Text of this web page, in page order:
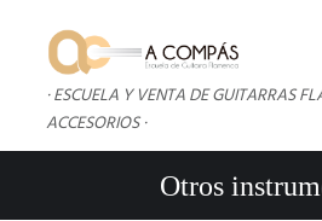
· ESCUELA Y VENTA DE GUITARRAS
ACCESORIOS ·
Otros